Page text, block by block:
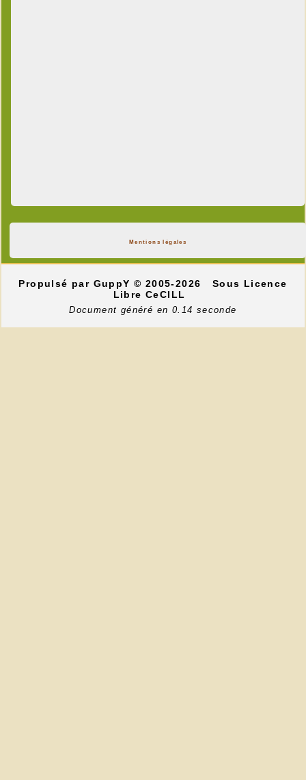
Mentions légales
Propulsé par GuppY© 2005-2026
Sous Licence
Libre CeCILL
Document généré en 0.14 seconde